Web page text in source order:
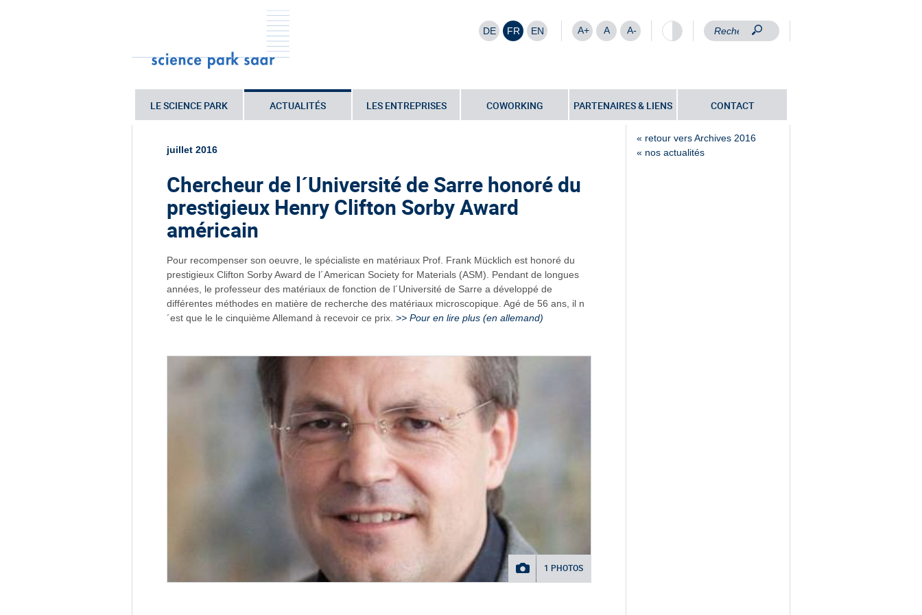
DE FR EN A+ A A-
LE SCIENCE PARK ACTUALITÉS LES ENTREPRISES COWORKING PARTENAIRES & LIENS CONTACT
Sie sind hier: Startseite Actualités • Chercheur de l´Université de Sarre honoré du prestigieux Henry Clifton
Sorby Award américain
juillet 2016
Chercheur de l´Université de Sarre honoré du
prestigieux Henry Clifton Sorby Award
américain
Pour recompenser son oeuvre, le spécialiste en matériaux Prof. Frank Mücklich est honoré du
prestigieux Clifton Sorby Award de l´American Society for Materials (ASM). Pendant de longues
années, le professeur des matériaux de fonction de l´Université de Sarre a développé de
différentes méthodes en matière de recherche des matériaux microscopique. Agé de 56 ans, il n
´est que le le cinquième Allemand à recevoir ce prix. >> Pour en lire plus (en allemand)
1 PHOTOS
« retour vers Archives 2016
« nos actualités